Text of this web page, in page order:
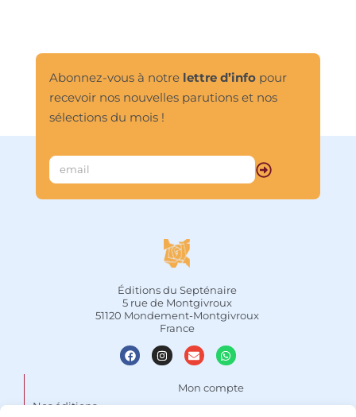
Abonnez-vous à notre lettre d’infopour
recevoir nos nouvelles parutions et nos
sélections du mois !
Éditions du Septénaire
5 rue de Montgivroux
51120 Mondement-Montgivroux
France
Nos éditions
Mon compte